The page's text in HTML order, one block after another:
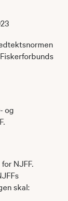
og
NJFF.
skal: